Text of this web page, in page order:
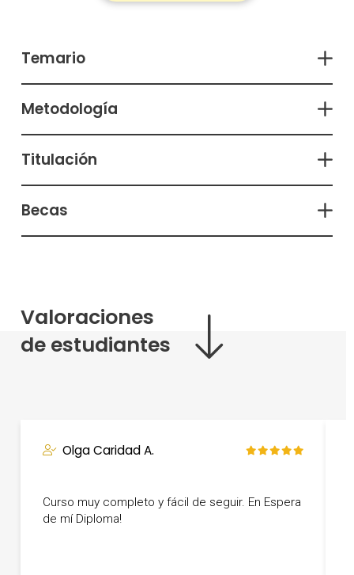
Temario
Metodología
Titulación
Becas
Valoraciones
de estudiantes
Olga Caridad A.
Curso muy completo y fácil de seguir. En Espera
de mí Diploma!